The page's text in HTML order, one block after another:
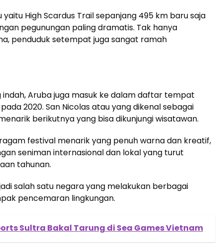
High Scardus Trail sepanjang 495 km baru saja
pegunungan paling dramatis. Tak hanya
penduduk setempat juga sangat ramah
Aruba juga masuk ke dalam daftar tempat
2020. San Nicolas atau yang dikenal sebagai
berikutnya yang bisa dikunjungi wisatawan.
festival menarik yang penuh warna dan kreatif,
seniman internasional dan lokal yang turut
tahunan.
salah satu negara yang melakukan berbagai
pencemaran lingkungan.
Sultra Bakal Tarung di Sea Games Vietnam